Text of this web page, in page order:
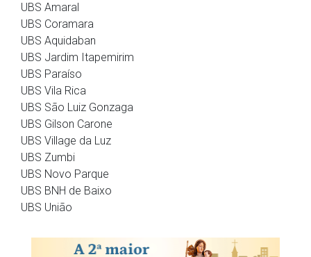
UBS Amaral
UBS Coramara
UBS Aquidaban
UBS Jardim Itapemirim
UBS Paraíso
UBS Vila Rica
UBS São Luiz Gonzaga
UBS Gilson Carone
UBS Village da Luz
UBS Zumbi
UBS Novo Parque
UBS BNH de Baixo
UBS União